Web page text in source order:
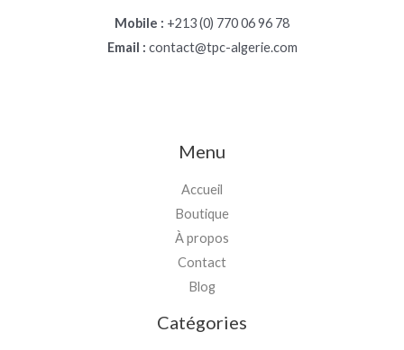
Mobile : +213 (0) 770 06 96 78
Email : contact@tpc-algerie.com
Menu
Accueil
Boutique
À propos
Contact
Blog
Catégories